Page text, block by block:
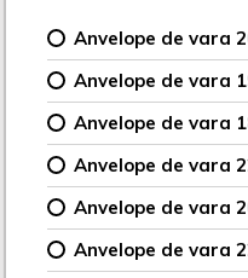
Anvelope de vara
Anvelope de vara
Anvelope de vara
Anvelope de vara
Anvelope de vara
Anvelope de vara